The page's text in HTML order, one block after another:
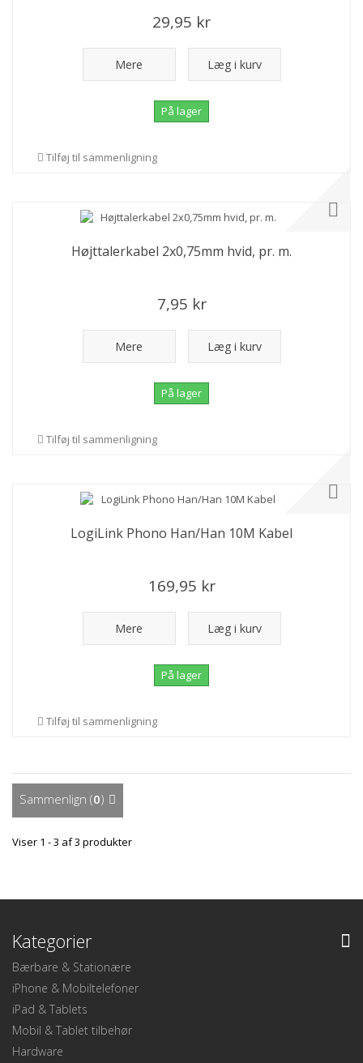
29,95 kr
Mere Læg i kurv
På lager
Tilføj til sammenligning
Højttalerkabel 2x0,75mm hvid, pr. m.
7,95 kr
Mere Læg i kurv
På lager
Tilføj til sammenligning
LogiLink Phono Han/Han 10M Kabel
169,95 kr
Mere Læg i kurv
På lager
Tilføj til sammenligning
Sammenlign (0)
Viser 1 - 3 af 3 produkter
Kategorier
Bærbare & Stationære
iPhone & Mobiltelefoner
iPad & Tablets
Mobil & Tablet tilbehør
Hardware